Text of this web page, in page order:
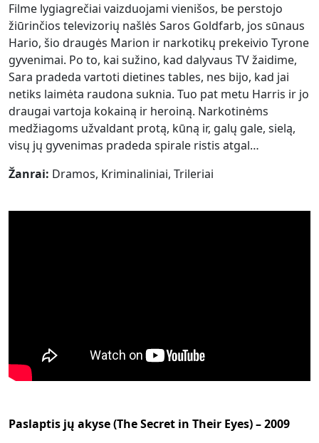
Filme lygiagrečiai vaizduojami vienišos, be perstojo
žiūrinčios televizorių našlės Saros Goldfarb, jos sūnaus
Hario, šio draugės Marion ir narkotikų prekeivio Tyrone
gyvenimai. Po to, kai sužino, kad dalyvaus TV žaidime,
Sara pradeda vartoti dietines tables, nes bijo, kad jai
netiks laimėta raudona suknia. Tuo pat metu Harris ir jo
draugai vartoja kokainą ir heroiną. Narkotinėms
medžiagoms užvaldant protą, kūną ir, galų gale, sielą,
visų jų gyvenimas pradeda spirale ristis atgal…
Žanrai: Dramos, Kriminaliniai, Trileriai
Paslaptis jų akyse (The Secret in Their Eyes) – 2009